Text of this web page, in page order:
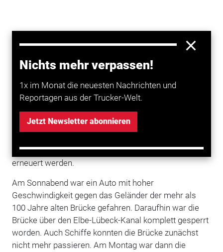
Nichts mehr verpassen!
1x im Monat die neuesten Nachrichten und
Reportagen aus der Trucker-Welt.
Jetzt Newsletter abonnieren
beschädigte Hubbrücke in Lübeck
wird voraussichtlich am Freitag, 27. August, 12 Uhr
statische Überprüfung habe ergeben, dass die
Standsicherheit derBrückenicht beeinträchtigt sei und
keine tragenden Stahlteile beschädigt seien, teilte das
Wasserstraßen- und Schifffahrtsamt Ostsee mit. Zur
Angaben zufolge allerdings das beschädigte Geländer
erneuert werden.
Am Sonnabend war ein Auto mit hoher
Geschwindigkeit gegen das Geländer der mehr als
100 Jahre alten Brücke gefahren. Daraufhin war die
Brücke über den Elbe-Lübeck-Kanal komplett gesperrt
worden. Auch Schiffe konnten die Brücke zunächst
nicht mehr passieren. Am Montag war dann die